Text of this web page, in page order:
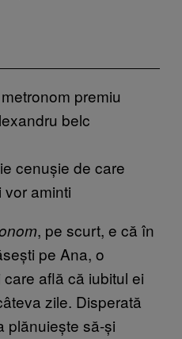
cenușie de care
vor aminti
, pe scurt, e că în
pe Ana, o
află că iubitul ei
zile. Disperată
plănuiește să-și